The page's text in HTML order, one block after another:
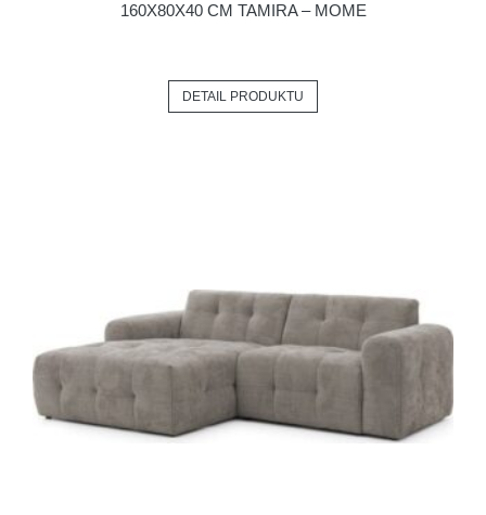
160X80X40 CM TAMIRA – MOME
DETAIL PRODUKTU